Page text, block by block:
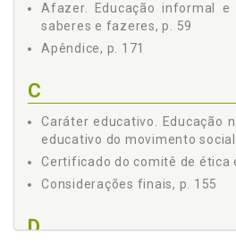
3.2.1 "Ser/Considerar-se
3.2.2 "Educação Escolar e
3.2.3 "Educação Informal e
Lideranças", p. 141
3.2.6 "As Lideranças Indígenas
4 CONSIDERAÇÕES FINAIS, p. 155
REFERÊNCIAS, p. 165
CERTIFICADO DO COMITÊ DE ÉTICA
Afazer. Educação informal e
saberes e fazeres, p. 59
Apêndice, p. 171
C
Caráter educativo. Educação
educativo do movimento
Certificado do comitê de ética
Considerações finais, p. 155
D